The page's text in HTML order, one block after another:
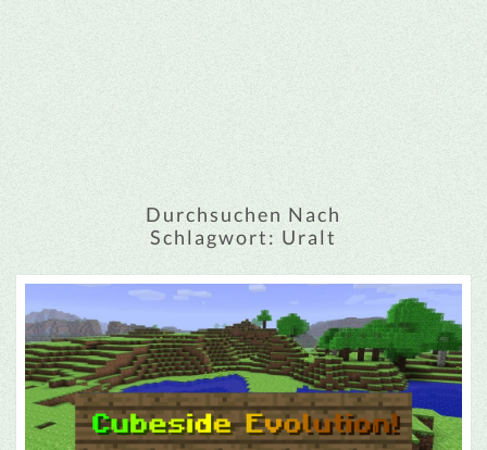
Durchsuchen Nach
Schlagwort: Uralt